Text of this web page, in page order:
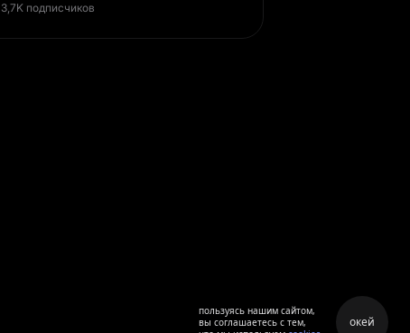
наслаждайся
3,7K подписчиков
пользуясь нашим сайтом,
вы соглашаетесь с тем,
окей